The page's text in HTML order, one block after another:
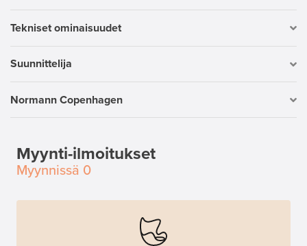
Tekniset ominaisuudet
Suunnittelija
Normann Copenhagen
Myynti-ilmoitukset
Myynnissä 0